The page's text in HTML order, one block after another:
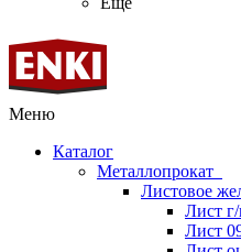
Меню
Каталог
Металлопрокат
Листовое
Лист
Лист